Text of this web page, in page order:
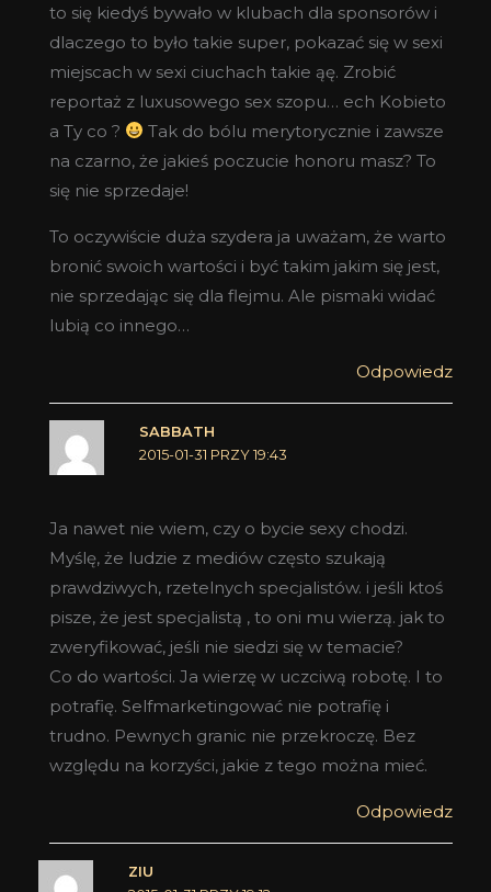
to się kiedyś bywało w klubach dla sponsorów i
dlaczego to było takie super, pokazać się w sexi
miejscach w sexi ciuchach takie ąę. Zrobić
reportaż z luxusowego sex szopu… ech Kobieto
a Ty co ?
Tak do bólu merytorycznie i zawsze
na czarno, że jakieś poczucie honoru masz? To
się nie sprzedaje!
To oczywiście duża szydera ja uważam, że warto
bronić swoich wartości i być takim jakim się jest,
nie sprzedając się dla flejmu. Ale pismaki widać
lubią co innego…
Odpowiedz
SABBATH
2015-01-31 PRZY 19:43
Ja nawet nie wiem, czy o bycie sexy chodzi.
Myślę, że ludzie z mediów często szukają
prawdziwych, rzetelnych specjalistów. i jeśli ktoś
pisze, że jest specjalistą , to oni mu wierzą. jak to
zweryfikować, jeśli nie siedzi się w temacie?
Co do wartości. Ja wierzę w uczciwą robotę. I to
potrafię. Selfmarketingować nie potrafię i
trudno. Pewnych granic nie przekroczę. Bez
względu na korzyści, jakie z tego można mieć.
Odpowiedz
ZIU